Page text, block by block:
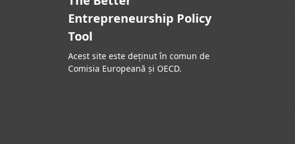
Entrepreneurship Policy
Tool
Acest site este deținut în comun de
Comisia Europeană și OECD.